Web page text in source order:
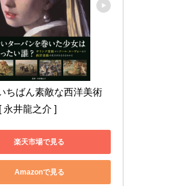
ちばん素敵な西洋美術
永井龍之介 ]
楽天市場で見る
Amazonで見る